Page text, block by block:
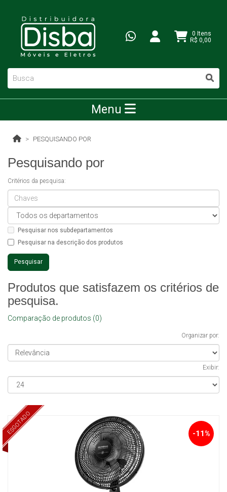
0 Itens
R$ 0,00
Menu
PESQUISANDO POR
Pesquisando por
Critérios da pesquisa:
Pesquisar nos subdepartamentos
Pesquisar na descrição dos produtos
Produtos que satisfazem os critérios de
pesquisa.
Comparação de produtos (0)
Organizar por:
Exibir:
ESGOTADO -11%